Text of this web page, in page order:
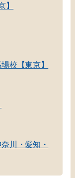
】
校【東京】
川・愛知・